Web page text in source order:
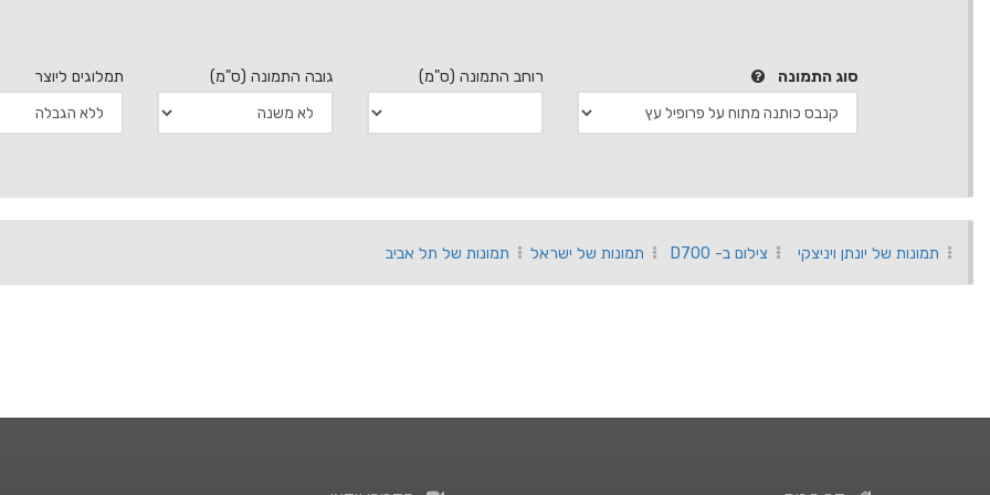
סוג התמונה רוחב התמונה (ס"מ) גובה התמונה (ס"מ) תמלוגים ליוצר
תמונות של יונתן ויניצקי צילום ב- D700 תמונות של ישראל תמונות של תל אביב